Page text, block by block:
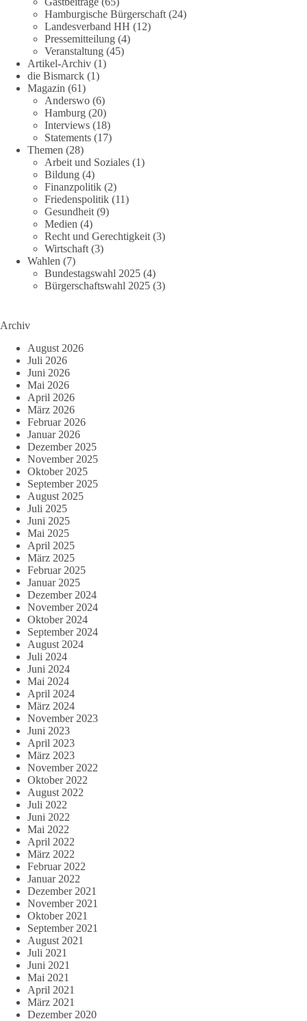
Hamburgische Bürgerschaft (24)
Landesverband HH (12)
Pressemitteilung (4)
Veranstaltung (45)
Artikel-Archiv (1)
die Bismarck (1)
Magazin (61)
Anderswo (6)
Hamburg (20)
Interviews (18)
Statements (17)
Themen (28)
Arbeit und Soziales (1)
Bildung (4)
Finanzpolitik (2)
Friedenspolitik (11)
Gesundheit (9)
Medien (4)
Recht und Gerechtigkeit (3)
Wirtschaft (3)
Wahlen (7)
Bundestagswahl 2025 (4)
Bürgerschaftswahl 2025 (3)
Archiv
August 2026
Juli 2026
Juni 2026
Mai 2026
April 2026
März 2026
Februar 2026
Januar 2026
Dezember 2025
November 2025
Oktober 2025
September 2025
August 2025
Juli 2025
Juni 2025
Mai 2025
April 2025
März 2025
Februar 2025
Januar 2025
Dezember 2024
November 2024
Oktober 2024
September 2024
August 2024
Juli 2024
Juni 2024
Mai 2024
April 2024
März 2024
November 2023
Juni 2023
April 2023
März 2023
November 2022
Oktober 2022
August 2022
Juli 2022
Juni 2022
Mai 2022
April 2022
März 2022
Februar 2022
Januar 2022
Dezember 2021
November 2021
Oktober 2021
September 2021
August 2021
Juli 2021
Juni 2021
Mai 2021
April 2021
März 2021
Dezember 2020